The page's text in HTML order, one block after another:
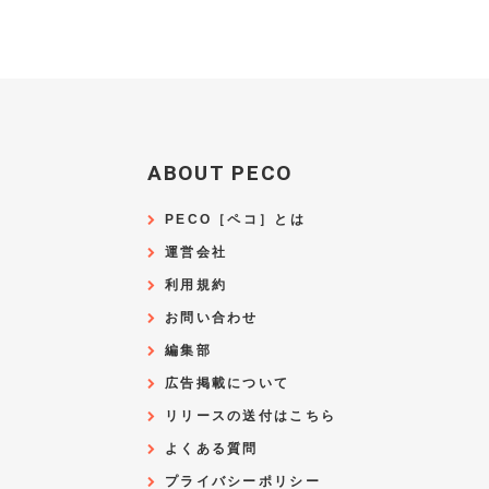
ABOUT PECO
PECO［ペコ］とは
運営会社
利用規約
お問い合わせ
編集部
広告掲載について
リリースの送付はこちら
よくある質問
プライバシーポリシー